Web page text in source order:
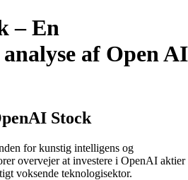
– En
af Open AI
Stock
for kunstig intelligens og
overvejer at investere i OpenAI aktier
voksende teknologisektor.